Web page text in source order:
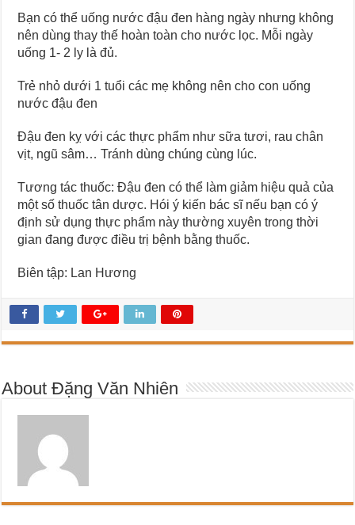
Bạn có thể uống nước đậu đen hàng ngày nhưng không
nên dùng thay thế hoàn toàn cho nước lọc. Mỗi ngày
uống 1- 2 ly là đủ.
Trẻ nhỏ dưới 1 tuổi các mẹ không nên cho con uống
nước đậu đen
Đậu đen kỵ với các thực phẩm như sữa tươi, rau chân
vịt, ngũ sâm… Tránh dùng chúng cùng lúc.
Tương tác thuốc: Đậu đen có thể làm giảm hiệu quả của
một số thuốc tân dược. Hói ý kiến bác sĩ nếu bạn có ý
định sử dụng thực phẩm này thường xuyên trong thời
gian đang được điều trị bệnh bằng thuốc.
Biên tập: Lan Hương
About Đặng Văn Nhiên